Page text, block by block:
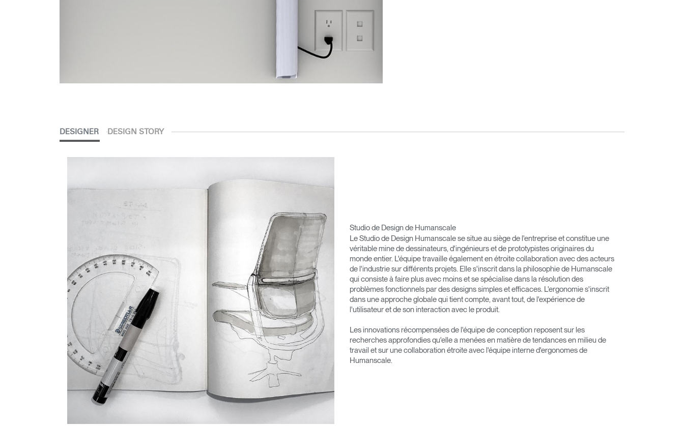
DESIGNER DESIGN STORY
Studio de Design de Humanscale
Le Studio de Design Humanscale se situe au siège de l'entreprise et constitue une
véritable mine de dessinateurs, d'ingénieurs et de prototypistes originaires du
monde entier. L'équipe travaille également en étroite collaboration avec des acteurs
de l'industrie sur différents projets. Elle s'inscrit dans la philosophie de Humanscale
qui consiste à faire plus avec moins et se spécialise dans la résolution des
problèmes fonctionnels par des designs simples et efficaces. L'ergonomie s'inscrit
dans une approche globale qui tient compte, avant tout, de l'expérience de
l'utilisateur et de son interaction avec le produit.
Les innovations récompensées de l'équipe de conception reposent sur les
recherches approfondies qu'elle a menées en matière de tendances en milieu de
travail et sur une collaboration étroite avec l'équipe interne d'ergonomes de
Humanscale.